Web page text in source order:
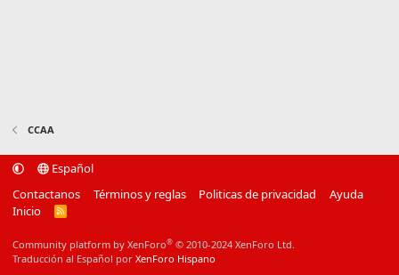
CCAA
Español
Contactanos
Términos y reglas Politicas de privacidad
Ayuda
Inicio
R
Community platform by XenForo® © 2010-2024 XenForo Ltd.
Traducción al Español por XenForo Hispano